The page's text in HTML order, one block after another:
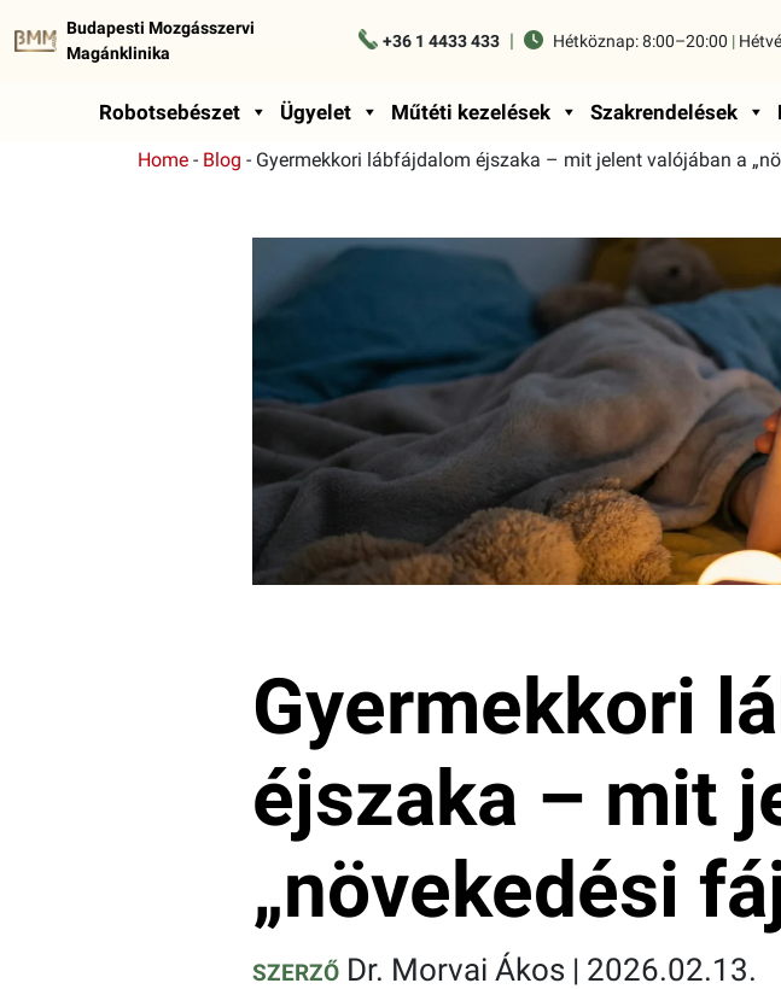
Budapesti Mozgásszervi
Magánklinika
+36 1 4433 433 | Hétköznap:8:00–20:00 |
Robotsebészet Ügyelet Műtéti kezelések Szakrendelések
Home - Blog - Gyermekkori lábfájdalom éjszaka – mit jelent valójában a
Gyermekkori
éjszaka – mit
„növekedési
SZERZŐ Dr. Morvai Ákos | 2026.02.13.